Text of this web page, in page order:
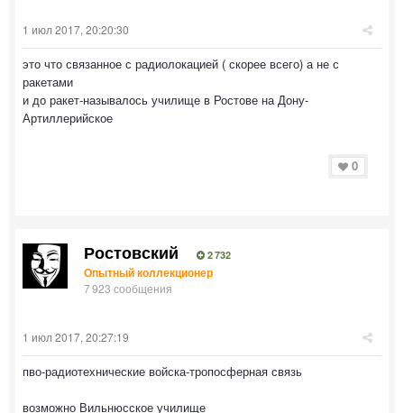
1 июл 2017, 20:20:30
это что связанное с радиолокацией ( скорее всего) а не с
ракетами
и до ракет-называлось училище в Ростове на Дону-
Артиллерийское
0
Ростовский 2 732
Опытный коллекционер
7 923 сообщения
1 июл 2017, 20:27:19
пво-радиотехнические войска-тропосферная связь
возможно Вильнюсское училище